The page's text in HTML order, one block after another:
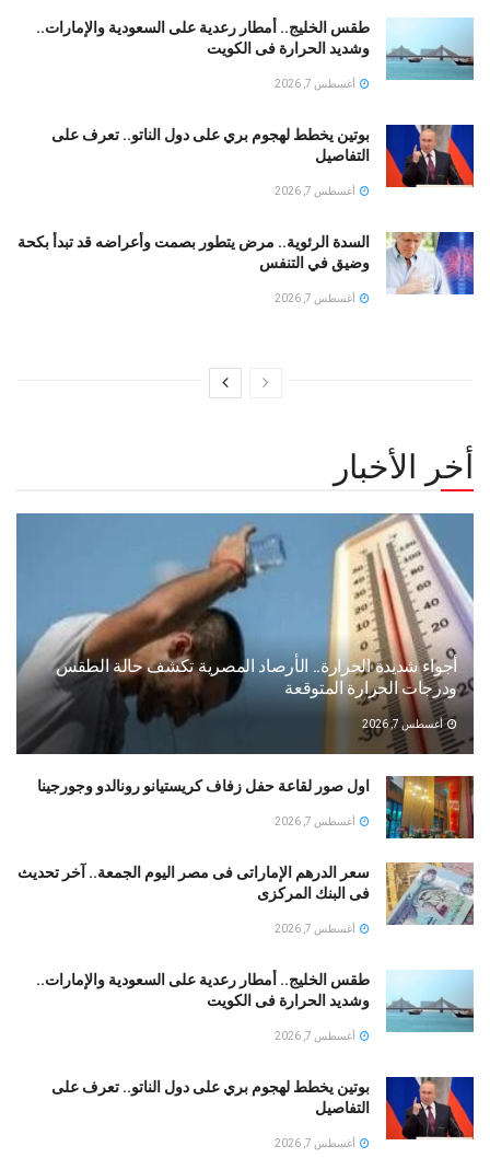
طقس الخليج.. أمطار رعدية على السعودية والإمارات..
وشديد الحرارة فى الكويت
أغسطس 7, 2026
بوتين يخطط لهجوم بري على دول الناتو.. تعرف على
التفاصيل
أغسطس 7, 2026
السدة الرئوية.. مرض يتطور بصمت وأعراضه قد تبدأ بكحة
وضيق في التنفس
أغسطس 7, 2026
أخر الأخبار
أجواء شديدة الحرارة.. الأرصاد المصرية تكشف حالة الطقس
ودرجات الحرارة المتوقعة
أغسطس 7, 2026
اول صور لقاعة حفل زفاف كريستيانو رونالدو وجورجينا
أغسطس 7, 2026
سعر الدرهم الإماراتى فى مصر اليوم الجمعة.. آخر تحديث
فى البنك المركزى
أغسطس 7, 2026
طقس الخليج.. أمطار رعدية على السعودية والإمارات..
وشديد الحرارة فى الكويت
أغسطس 7, 2026
بوتين يخطط لهجوم بري على دول الناتو.. تعرف على
التفاصيل
أغسطس 7, 2026